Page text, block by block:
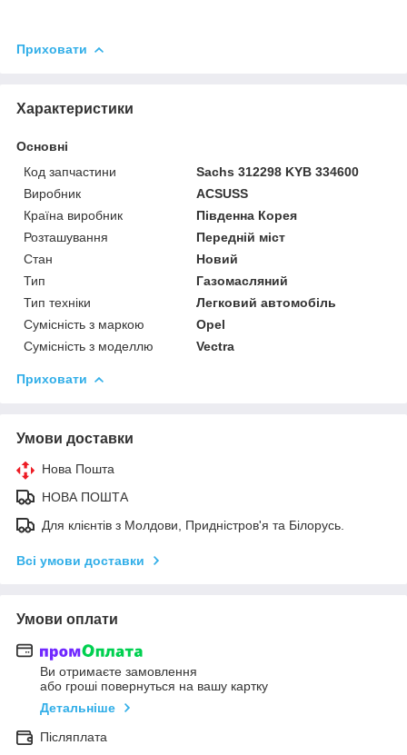
Приховати
Характеристики
Основні
Код запчастини
Sachs 312298 KYB 334600
Виробник
ACSUSS
Країна виробник
Південна Корея
Розташування
Передній міст
Стан
Новий
Тип
Газомасляний
Тип техніки
Легковий автомобіль
Сумісність з маркою
Opel
Сумісність з моделлю
Vectra
Приховати
Умови доставки
Нова Пошта
НОВА ПОШТА
Для клієнтів з Молдови, Придністров'я та Білорусь.
Всі умови доставки
Умови оплати
Ви отримаєте замовлення
або гроші повернуться на вашу картку
Детальніше
Післяплата